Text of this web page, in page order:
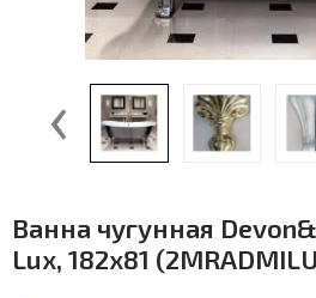
‹
Ванна чугунная
Lux, 182x81